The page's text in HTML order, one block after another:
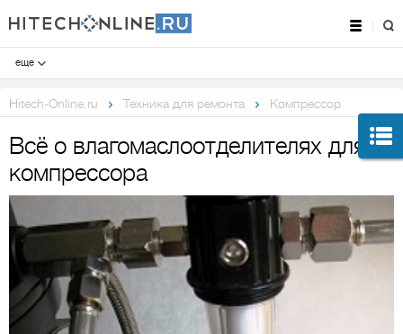
еще
Hitech-Online.ru Техника для ремонта Компрессор
Всё о влагомаслоотделителях для
компрессора